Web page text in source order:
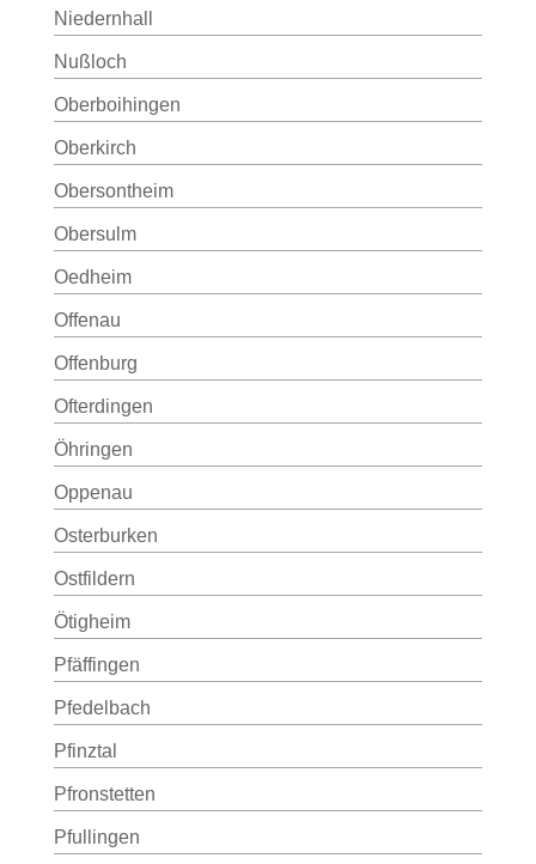
Niedernhall
Nußloch
Oberboihingen
Oberkirch
Obersontheim
Obersulm
Oedheim
Offenau
Offenburg
Ofterdingen
Öhringen
Oppenau
Osterburken
Ostfildern
Ötigheim
Pfäffingen
Pfedelbach
Pfinztal
Pfronstetten
Pfullingen